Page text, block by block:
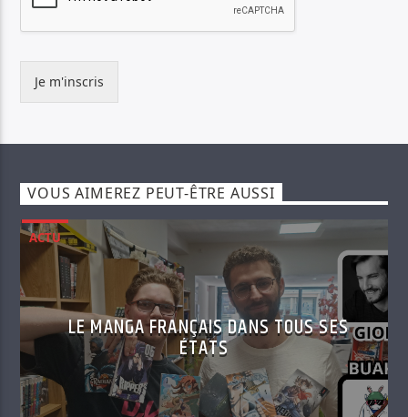
Je m'inscris
VOUS AIMEREZ PEUT-ÊTRE AUSSI
ACTU
LE MANGA FRANÇAIS DANS TOUS SES
ÉTATS